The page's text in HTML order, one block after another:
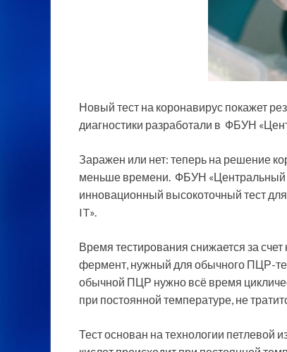
Новый тест на коронавирус покажет
диагностики разработали в ФБУН
Заражен или нет: теперь на решение
меньше времени. ФБУН «Центральный
инновационный высокоточный тест
IT».
Время тестирования снижается за
фермент, нужный для обычного ПЦР-
обычной ПЦР нужно всё время
при постоянной температуре, не
Тест основан на технологии